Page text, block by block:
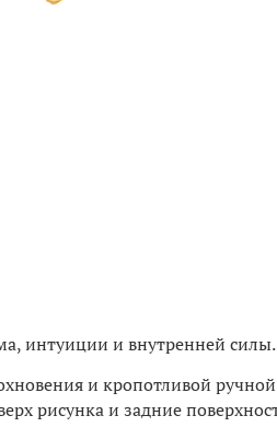
интуиции и внутренней силы.
и кропотливой
рисунка и задние